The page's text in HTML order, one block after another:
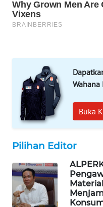
Wahana
Buka
Pilihan Editor
ID
WATCH
MKLI
KOPEKLIN